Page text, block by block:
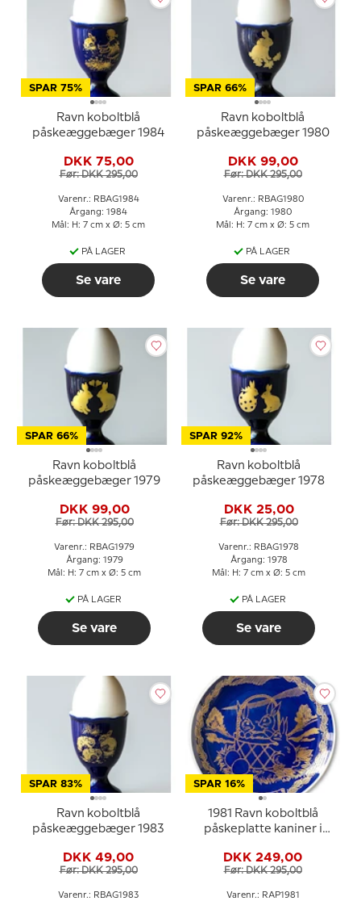
SPAR 75%
Ravn koboltblå
påskeæggebæger 1984
DKK 75,00
Før: DKK 295,00
Varenr.: RBAG1984
Årgang: 1984
Mål: H: 7 cm x Ø: 5 cm
PÅ LAGER
Se vare
SPAR 66%
Ravn koboltblå
påskeæggebæger 1980
DKK 99,00
Før: DKK 295,00
Varenr.: RBAG1980
Årgang: 1980
Mål: H: 7 cm x Ø: 5 cm
PÅ LAGER
Se vare
SPAR 66%
Ravn koboltblå
påskeæggebæger 1979
DKK 99,00
Før: DKK 295,00
Varenr.: RBAG1979
Årgang: 1979
Mål: H: 7 cm x Ø: 5 cm
PÅ LAGER
Se vare
SPAR 92%
Ravn koboltblå
påskeæggebæger 1978
DKK 25,00
Før: DKK 295,00
Varenr.: RBAG1978
Årgang: 1978
Mål: H: 7 cm x Ø: 5 cm
PÅ LAGER
Se vare
SPAR 83%
Ravn koboltblå
påskeæggebæger 1983
DKK 49,00
Før: DKK 295,00
Varenr.: RBAG1983
SPAR 16%
1981 Ravn koboltblå
påskeplatte kaniner i
DKK 249,00
Før: DKK 295,00
Varenr.: RAP1981